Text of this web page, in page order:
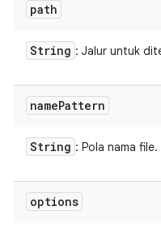
path
String : Jalur untuk
namePattern
String : Pola nama file.
options